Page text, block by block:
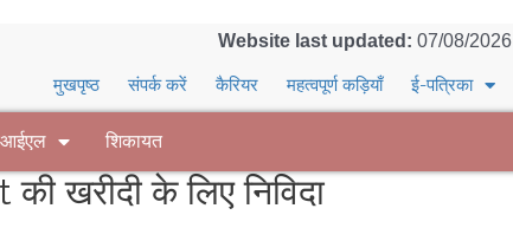
Website last updated: 07/08/2026
मुखपृष्ठ संपर्क करें कैरियर महत्वपूर्ण कड़ियाँ ई-पत्रिका
शिकायत
खरीदी के लिए निविदा